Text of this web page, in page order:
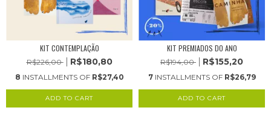
KIT CONTEMPLAÇÃO
R$226,00 R$180,80
8 INSTALLMENTS OF R$27,40
KIT PREMIADOS DO ANO
R$194,00 R$155,20
7 INSTALLMENTS OF R$26,79